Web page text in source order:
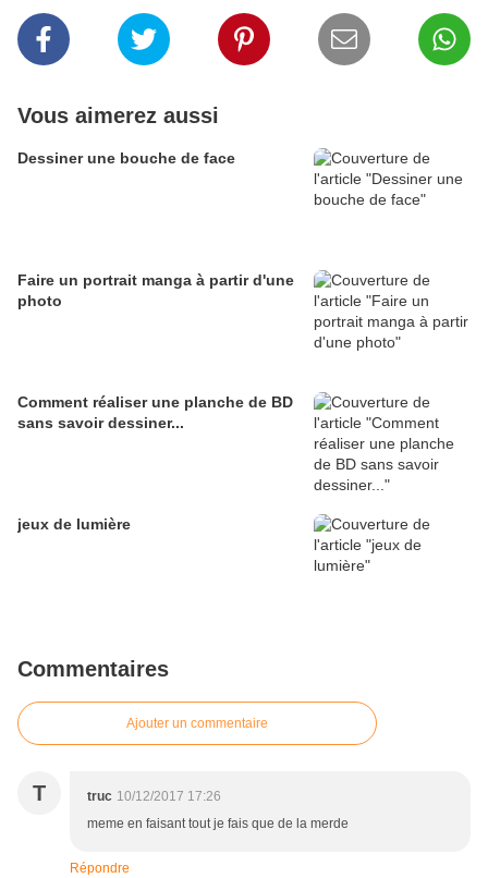
Vous aimerez aussi
Dessiner une bouche de face
Faire un portrait manga à partir d'une
photo
Comment réaliser une planche de BD
sans savoir dessiner...
jeux de lumière
Commentaires
Ajouter un commentaire
T truc 10/12/2017 17:26
meme en faisant tout je fais que de la merde
Répondre